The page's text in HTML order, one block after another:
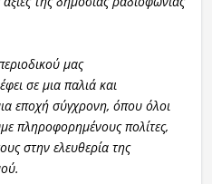
μας
σε μια παλιά και
εποχή σύγχρονη, όπου όλοι
πληροφορημένους πολίτες,
στην ελευθερία της